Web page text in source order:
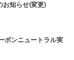
知らせ(変更)
ボンニュートラル実